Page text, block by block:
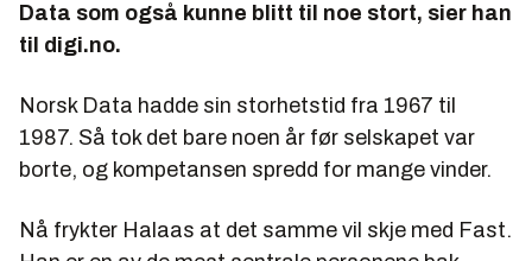
Data som også kunne blitt til noe stort, sier han
til digi.no.
Norsk Data hadde sin storhetstid fra 1967 til
1987. Så tok det bare noen år før selskapet var
borte, og kompetansen spredd for mange vinder.
Nå frykter Halaas at det samme vil skje med Fast.